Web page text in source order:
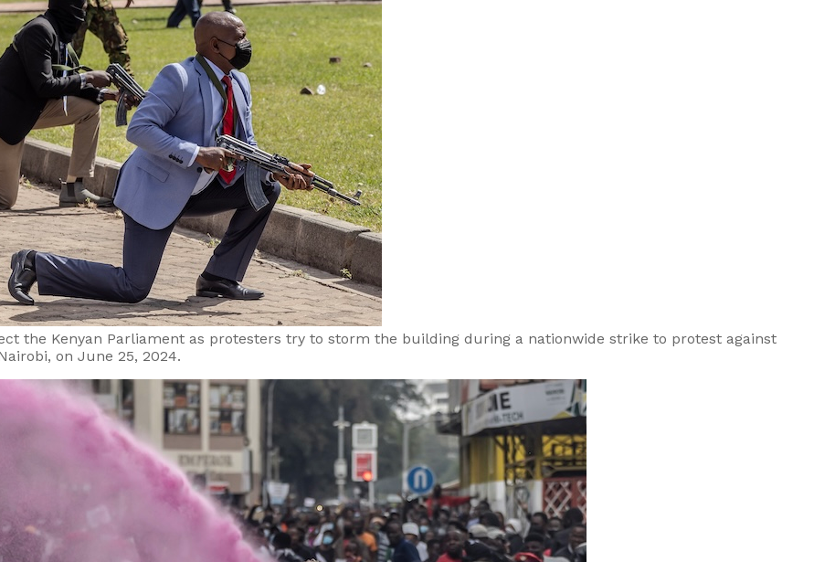
the Kenyan Parliament as protesters try to storm the building during a nationwide strike to protest against
on June 25, 2024.